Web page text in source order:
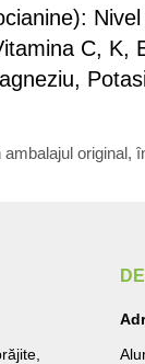
C, K,
original,